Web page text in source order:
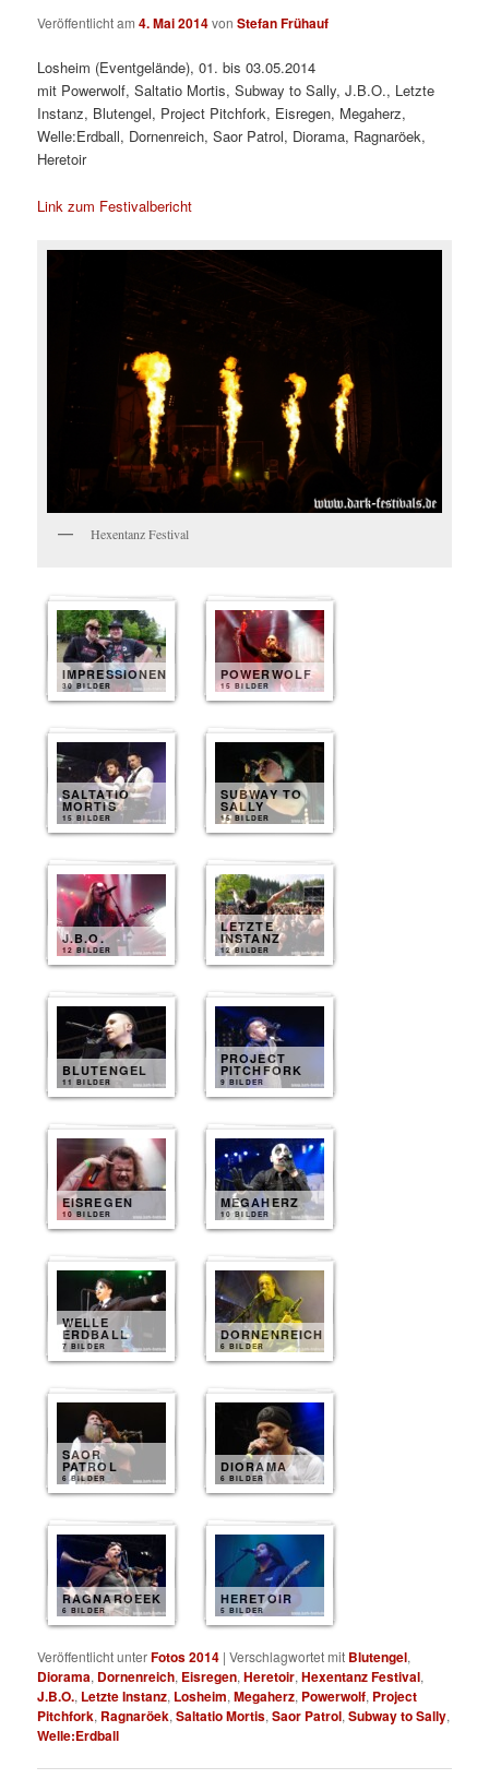
Veröffentlicht am4. Mai 2014vonStefan Frühauf
Losheim (Eventgelände), 01. bis 03.05.2014
mit Powerwolf, Saltatio Mortis, Subway to Sally, J.B.O., Letzte
Instanz, Blutengel, Project Pitchfork, Eisregen, Megaherz,
Welle:Erdball, Dornenreich, Saor Patrol, Diorama, Ragnaröek,
Heretoir
Link zum Festivalbericht
Hexentanz Festival
IMPRESSIONEN
30 BILDER
POWERWOLF
15 BILDER
SALTATIO
MORTIS
15 BILDER
SUBWAY TO
SALLY
15 BILDER
J.B.O.
12 BILDER
LETZTE
INSTANZ
12 BILDER
BLUTENGEL
11 BILDER
PROJECT
PITCHFORK
9 BILDER
EISREGEN
10 BILDER
MEGAHERZ
10 BILDER
WELLE
ERDBALL
7 BILDER
DORNENREICH
6 BILDER
SAOR
PATROL
6 BILDER
DIORAMA
6 BILDER
RAGNAROEEK
6 BILDER
HERETOIR
5 BILDER
Veröffentlicht unterFotos 2014 |Verschlagwortet mit Blutengel,
Diorama, Dornenreich, Eisregen,Heretoir,Hexentanz Festival,
J.B.O., Letzte Instanz, Losheim,Megaherz, Powerwolf, Project
Pitchfork, Ragnaröek,Saltatio Mortis,Saor Patrol,Subway to Sally,
Welle:Erdball